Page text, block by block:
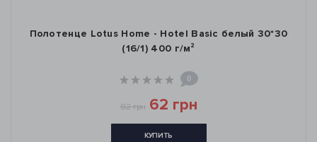
Полотенце Lotus Home - Hotel Basic белый 30*30
(16/1) 400 г/м²
0
82 грн 62 грн
КУПИТЬ